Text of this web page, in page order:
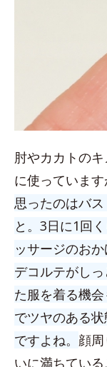
肘やカカトの
に使っています
思ったのはバ
と。3日に1回
ッサージのお
デコルテがし
た服を着る機
でツヤのある
ですよね。 顔
いに満ちてい